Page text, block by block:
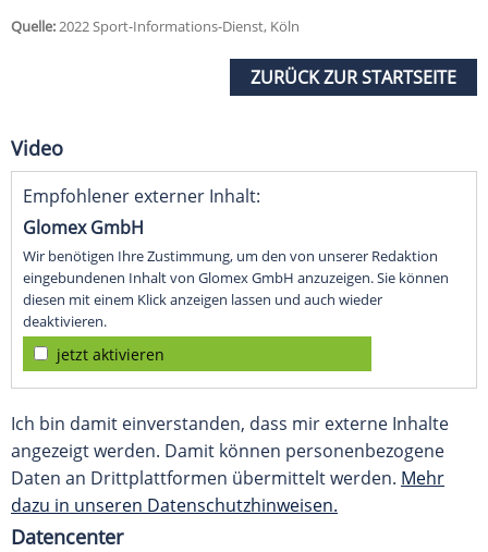
Quelle:2022 Sport-Informations-Dienst, Köln
ZURÜCK ZUR STARTSEITE
Video
Empfohlener externer Inhalt:
Glomex GmbH
Wir benötigen Ihre Zustimmung, um den von unserer Redaktion
eingebundenen Inhalt von Glomex GmbH anzuzeigen. Sie können
diesen mit einem Klick anzeigen lassen und auch wieder
deaktivieren.
jetzt aktivieren
Ich bin damit einverstanden, dass mir externe Inhalte
angezeigt werden. Damit können personenbezogene
Daten an Drittplattformen übermittelt werden. Mehr
dazu in unseren Datenschutzhinweisen.
Datencenter